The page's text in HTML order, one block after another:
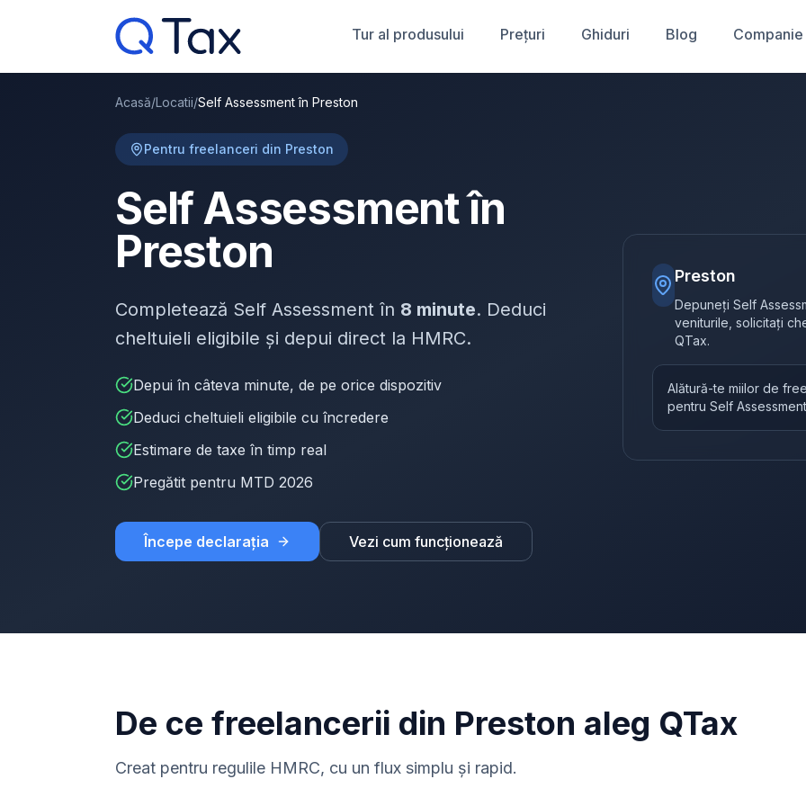
Tur al produsului Prețuri Ghiduri Blog Companie
Acasă/Locatii/Self Assessment în Preston
Pentru freelanceri din Preston
Self Assessment în
Preston
Completează Self Assessment în 8 minute. Deduci
cheltuieli eligibile și depui direct la HMRC.
Depui în câteva minute, de pe orice dispozitiv
Deduci cheltuieli eligibile cu încredere
Estimare de taxe în timp real
Pregătit pentru MTD 2026
Începe declarația Vezi cum funcționează
Preston
Depuneți Self
veniturile, solicitați
QTax.
Alătură-te miilor de
pentru Self Assessment
De ce freelancerii din Preston aleg QTax
Creat pentru regulile HMRC, cu un flux simplu și rapid.